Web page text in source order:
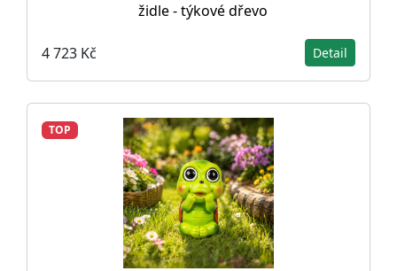
židle - týkové dřevo
4 723 Kč Detail
TOP